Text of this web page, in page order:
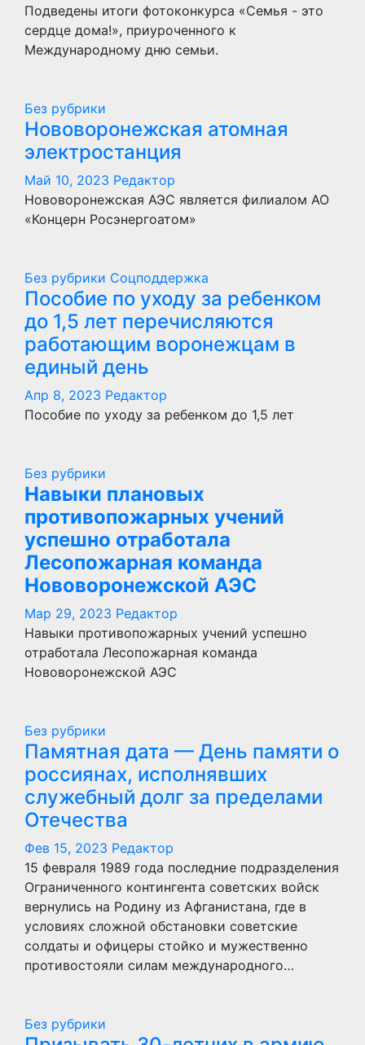
Подведены итоги фотоконкурса «Семья - это
сердце дома!», приуроченного к
Международному дню семьи.
Без рубрики
Нововоронежская атомная
электростанция
Май 10, 2023 Редактор
Нововоронежская АЭС является филиалом АО
«Концерн Росэнергоатом»
Без рубрики Соцподдержка
Пособие по уходу за ребенком
до 1,5 лет перечисляются
работающим воронежцам в
единый день
Апр 8, 2023 Редактор
Пособие по уходу за ребенком до 1,5 лет
Без рубрики
Навыки плановых
противопожарных учений
успешно отработала
Лесопожарная команда
Нововоронежской АЭС
Мар 29, 2023 Редактор
Навыки противопожарных учений успешно
отработала Лесопожарная команда
Нововоронежской АЭС
Без рубрики
Памятная дата — День памяти о
россиянах, исполнявших
служебный долг за пределами
Отечества
Фев 15, 2023 Редактор
15 февраля 1989 года последние подразделения
Ограниченного контингента советских войск
вернулись на Родину из Афганистана, где в
условиях сложной обстановки советские
солдаты и офицеры стойко и мужественно
противостояли силам международного…
Без рубрики